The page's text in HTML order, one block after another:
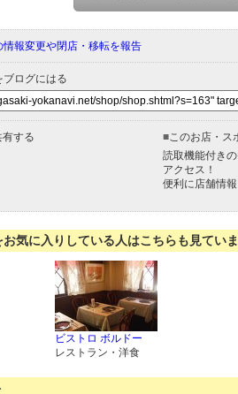
報変更や閉店・移転を報告
ブログにはる
する ■このお店・ス
読取機能付き
アクセス！
便利に店舗情
気に入りしている人はこちらも見てい
ビストロ ボルドー
レストラン・洋食